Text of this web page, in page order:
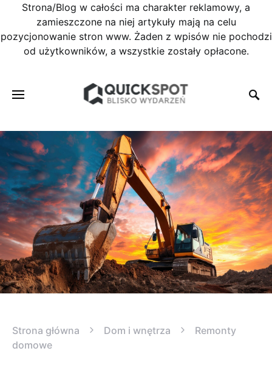
Strona/Blog w całości ma charakter reklamowy, a
zamieszczone na niej artykuły mają na celu
pozycjonowanie stron www. Żaden z wpisów nie pochodzi
od użytkowników, a wszystkie zostały opłacone.
Strona główna Dom i wnętrza
Remonty
domowe